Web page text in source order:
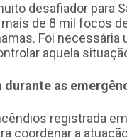
desafiador para
de 8 mil focos
Foi necessária
aquela
durante as
registrada
coordenar a